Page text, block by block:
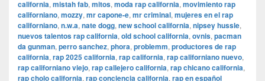
california, mistah fab, mitos, moda rap california, movimiento rap
californiano, mozzy, mr capone-e, mr criminal, mujeres en el rap
californiano, n.w.a, nate dogg, new school california, nipsey hussle,
nuevos talentos rap california, old school california, ovnis, pacman
da gunman, perro sanchez, phora, problemm, productores de rap
california, rap 2025 california, rap california, rap californiano nuevo,
rap californiano viejo, rap callejero california, rap chicano california,
rap cholo california, rap conciencia california, rap en español